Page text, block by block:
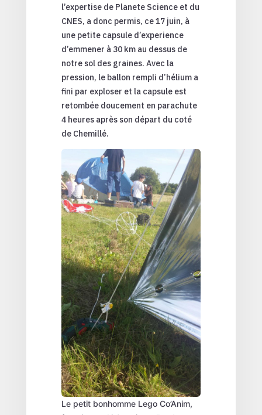
l’expertise de Planete Science et du
CNES, a donc permis, ce 17 juin, à
une petite capsule d’experience
d’emmener à 30 km au dessus de
notre sol des graines. Avec la
pression, le ballon rempli d’hélium a
fini par exploser et la capsule est
retombée doucement en parachute
4 heures après son départ du coté
de Chemillé.
Le petit bonhomme Lego Co’Anim,